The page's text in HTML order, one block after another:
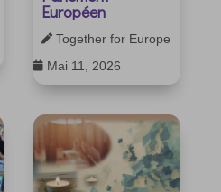
Européen
 Together for Europe
 Mai 11, 2026